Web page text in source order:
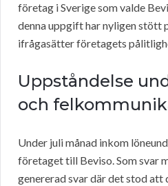
företag i Sverige som valde
denna uppgift har nyligen stött
ifrågasätter företagets
Uppståndelse
och
Under juli månad inkom
företaget till Beviso. Som svar
genererad svar där det stod att